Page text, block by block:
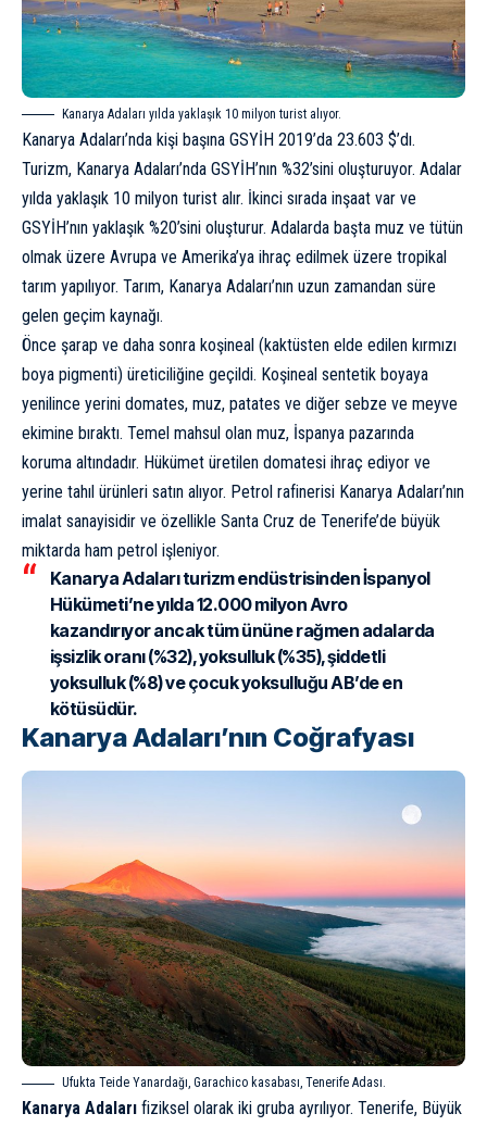
Kanarya Adaları yılda yaklaşık 10 milyon turist alıyor.
Kanarya Adaları’nda kişi başına GSYİH 2019’da 23.603 $’dı.
Turizm, Kanarya Adaları’nda GSYİH’nın %32’sini oluşturuyor. Adalar
yılda yaklaşık 10 milyon turist alır. İkinci sırada inşaat var ve
GSYİH’nın yaklaşık %20’sini oluşturur. Adalarda başta muz ve tütün
olmak üzere Avrupa ve Amerika’ya ihraç edilmek üzere tropikal
tarım yapılıyor. Tarım, Kanarya Adaları’nın uzun zamandan süre
gelen geçim kaynağı.
Önce şarap ve daha sonra koşineal (kaktüsten elde edilen kırmızı
boya pigmenti) üreticiliğine geçildi. Koşineal sentetik boyaya
yenilince yerini domates, muz, patates ve diğer sebze ve meyve
ekimine bıraktı. Temel mahsul olan muz, İspanya pazarında
koruma altındadır. Hükümet üretilen domatesi ihraç ediyor ve
yerine tahıl ürünleri satın alıyor. Petrol rafinerisi Kanarya Adaları’nın
imalat sanayisidir ve özellikle Santa Cruz de Tenerife’de büyük
miktarda ham petrol işleniyor.
Kanarya Adaları turizm endüstrisinden İspanyol
Hükümeti’ne yılda 12.000 milyon Avro
kazandırıyor ancak tüm ününe rağmen adalarda
işsizlik oranı(%32), yoksulluk (%35), şiddetli
yoksulluk (%8) ve çocuk yoksulluğu AB’de en
kötüsüdür.
Kanarya Adaları’nın Coğrafyası
Ufukta Teide Yanardağı, Garachico kasabası, Tenerife Adası.
Kanarya Adaları fiziksel olarak iki gruba ayrılıyor. Tenerife, Büyük